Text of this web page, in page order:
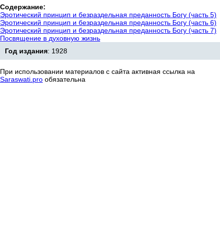
Содержание:
Эротический принцип и безраздельная преданность Богу (часть 5)
Эротический принцип и безраздельная преданность Богу (часть 6)
Эротический принцип и безраздельная преданность Богу (часть 7)
Посвящение в духовную жизнь
Год издания: 1928
При использовании материалов с сайта активная ссылка на
Saraswati.pro обязательна